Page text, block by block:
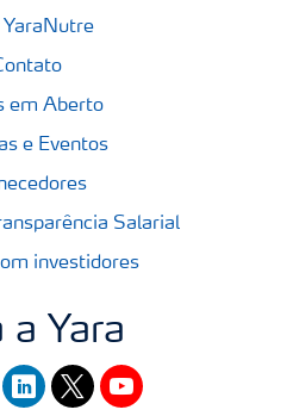
YaraNutre
em Aberto
e Eventos
Salarial
investidores
a Yara
linkedintwitteryoutube